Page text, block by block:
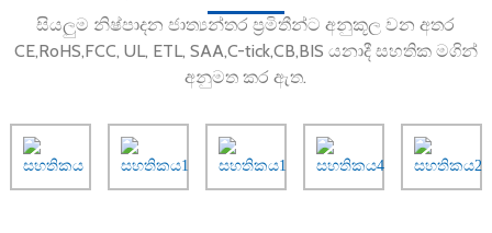
සියලුම නිෂ්පාදන ජාත්‍යන්තර ප්‍රමිතීන්ට අනුකූල වන අතර
CE,RoHS,FCC, UL, ETL, SAA,C-tick,CB,BIS යනාදී සහතික මගින්
අනුමත කර ඇත.